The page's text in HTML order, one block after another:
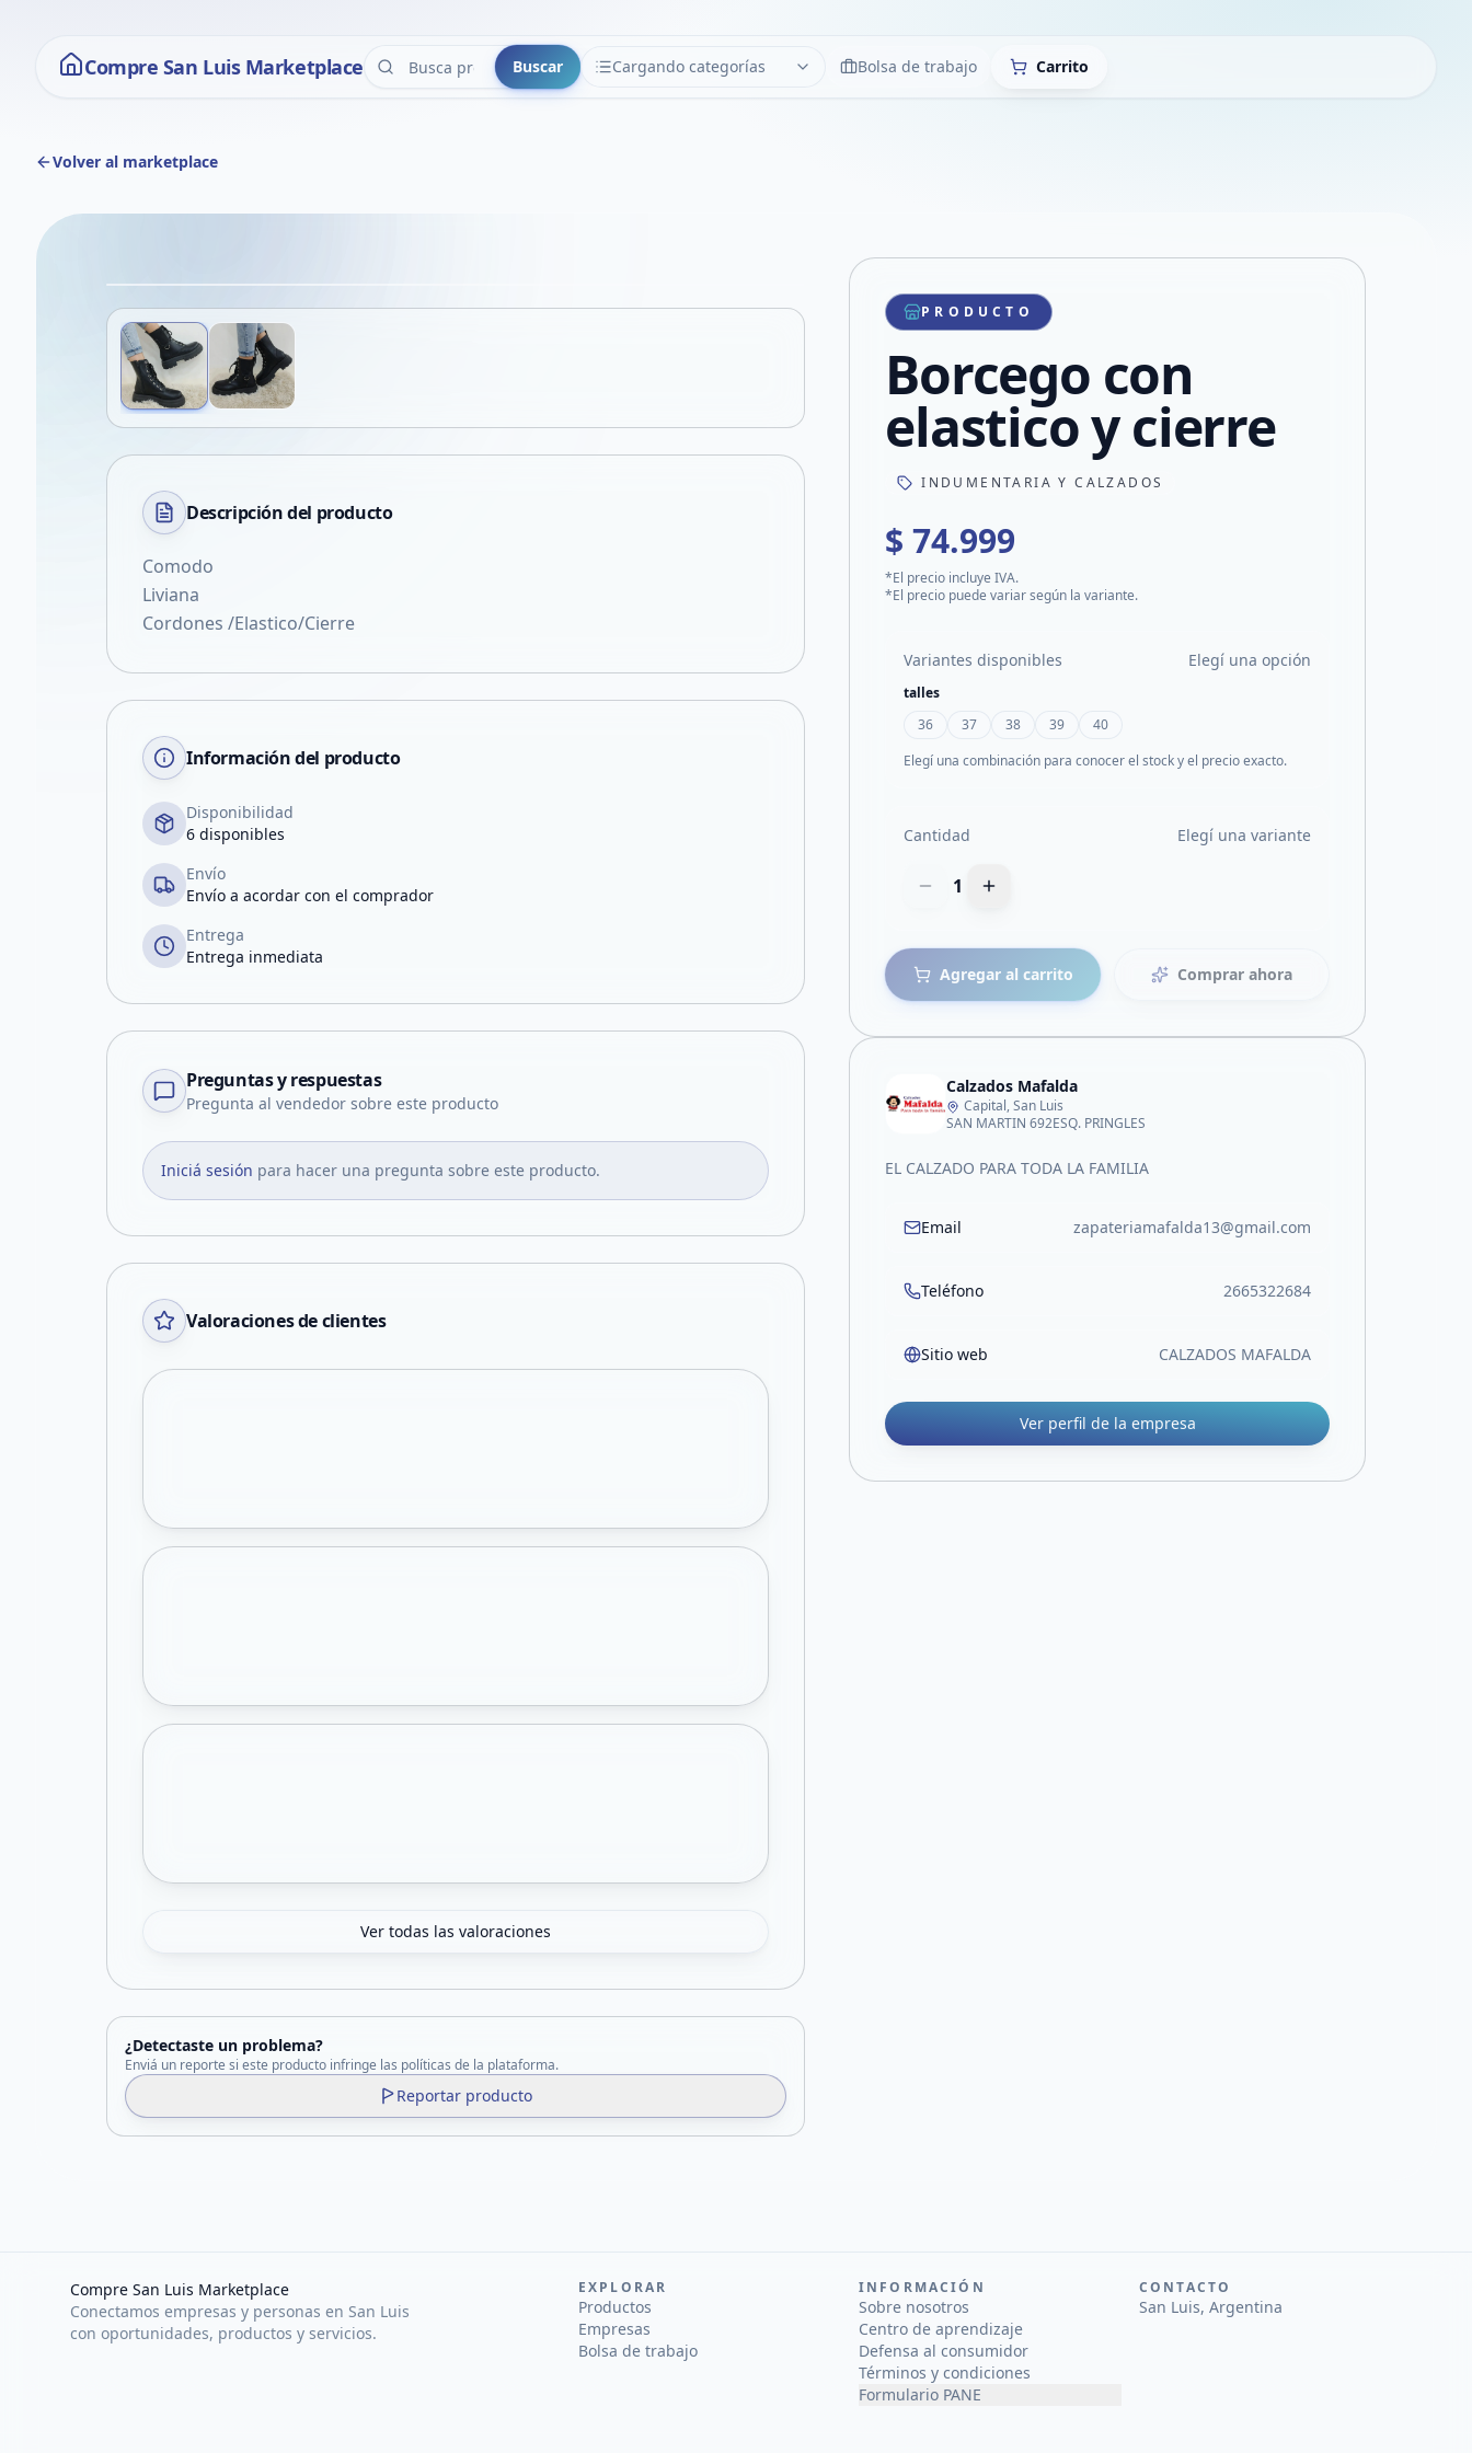
Compre San Luis Marketplace Buscar Cargando categorías
CATEGORÍAS LimpiarBolsa de trabajo Carrito
Volver al marketplace
Compartir producto
Compartir por WhatsApp
Compartir por mail
Compartir en Facebook
Compartir en X
Descripción del producto
Comodo
Liviana
Cordones /Elastico/Cierre
Información del producto
Disponibilidad
6 disponibles
Envío
Envío a acordar con el comprador
Entrega
Entrega inmediata
Preguntas y respuestas
Pregunta al vendedor sobre este producto
Iniciá sesión para hacer una pregunta sobre este producto.
Valoraciones de clientes
Ver todas las valoraciones
¿Detectaste un problema?
Enviá un reporte si este producto infringe las políticas de la plataforma.
Reportar producto
PRODUCTO
Borcego con
elastico y cierre
INDUMENTARIA Y CALZADOS
$ 74.999
*El precio incluye IVA.
*El precio puede variar según la variante.
Variantes disponibles Elegí una opción
talles
36
37 38 39
40
Elegí una combinación para conocer el stock y el precio exacto.
Cantidad Elegí una variante
1
Agregar al carrito Comprar ahora
Calzados Mafalda
Capital, San Luis
SAN MARTIN 692ESQ. PRINGLES
EL CALZADO PARA TODA LA FAMILIA
Email zapateriamafalda13@gmail.com
Teléfono 2665322684
Sitio web CALZADOS MAFALDA
Ver perfil de la empresa
Compre San Luis Marketplace
Conectamos empresas y personas en San Luis
con oportunidades, productos y servicios.
EXPLORAR
Productos
Empresas
Bolsa de trabajo
INFORMACIÓN
Sobre nosotros
Centro de aprendizaje
Defensa al consumidor
Términos y condiciones
Formulario PANE
CONTACTO
San Luis, Argentina